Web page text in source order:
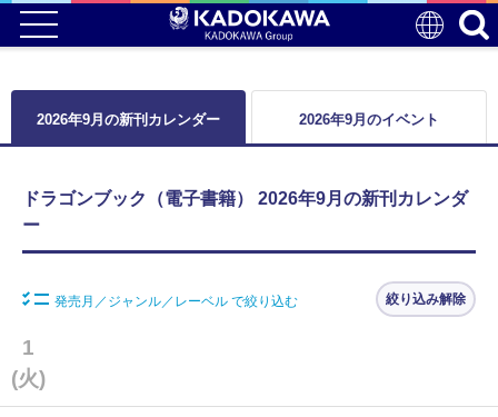
2026年9月の新刊カレンダー 2026年9月のイベント
ドラゴンブック（電子書籍） 2026年9月の新刊カレンダ
ー
発売月／ジャンル／レーベル で絞り込む 絞り込み解除
1
(火)